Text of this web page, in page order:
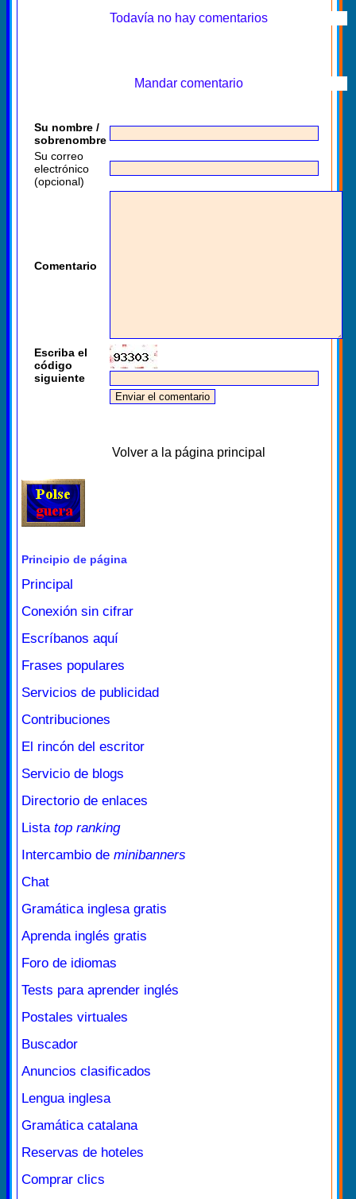
Todavía no hay comentarios
Mandar comentario
Su nombre /
sobrenombre
Su correo
electrónico
(opcional)
Comentario
Escriba el
código
siguiente
Volver a la página principal
Principio de página
Principal
Conexión sin cifrar
Escríbanos aquí
Frases populares
Servicios de publicidad
Contribuciones
El rincón del escritor
Servicio de blogs
Directorio de enlaces
Lista top ranking
Intercambio de minibanners
Chat
Gramática inglesa gratis
Aprenda inglés gratis
Foro de idiomas
Tests para aprender inglés
Postales virtuales
Buscador
Anuncios clasificados
Lengua inglesa
Gramática catalana
Reservas de hoteles
Comprar clics